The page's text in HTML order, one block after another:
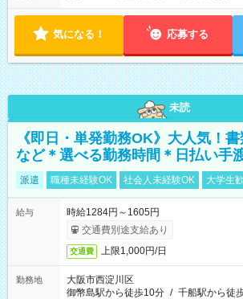
気になる！ 応募する
未読
《即日・単発勤務OK》大人気！
など＊選べる勤務時間＊日払い手
派遣 職種未経験OK 社会人未経験OK 大学生
給与
時給1284円～1605円
交通費別途支給あり
交通費 上限1,000円/日
勤務地
大阪市西淀川区
御幣島駅から徒歩10分 / 千船駅から徒